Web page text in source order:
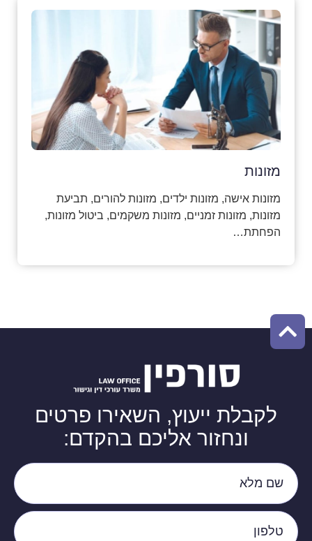
מזונות
מזונות אישה, מזונות ילדים, מזונות להורים, תביעת
מזונות, מזונות זמניים, מזונות משקמים, ביטול מזונות,
הפחתת…
לקבלת ייעוץ, השאירו פרטים
ונחזור אליכם בהקדם: